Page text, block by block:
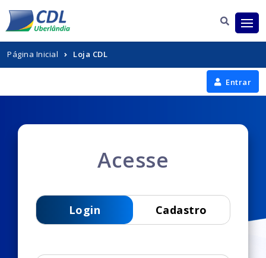
Página Inicial Loja CDL
Entrar
Acesse
Login Cadastro